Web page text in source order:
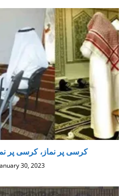
کرسی پر نماز، کرسی پر
30, 2023